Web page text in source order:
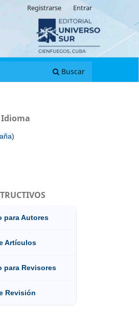
Buscar
Registrarse Entrar
Idioma
para Autores
Artículos
para Revisores
Revisión